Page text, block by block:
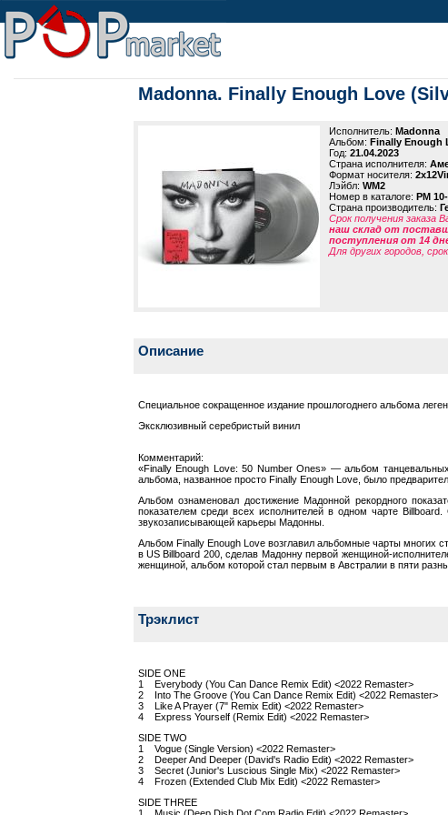
Madonna. Finally Enough Love
Исполнитель: Madonna
Альбом: Finally Enough
Год: 21.04.2023
Страна исполнителя:
Формат носителя:
Лэйбл: WM2
Номер в каталоге: PM
Страна производитель:
Срок получения заказа
наш склад от
поступления от 14
Для других городов,
Описание
Специальное сокращенное издание прошлогоднего альбома
Эксклюзивный серебристый винил
Комментарий:
«Finally Enough Love: 50 Number Ones» — альбом
альбома, названное просто Finally Enough Love, было
Альбом ознаменовал достижение Мадонной рекордного
показателем среди всех исполнителей в одном чарте
звукозаписывающей карьеры Мадонны.
Альбом Finally Enough Love возглавил альбомные чарты многих
в US Billboard 200, сделав Мадонну первой женщиной-
женщиной, альбом которой стал первым в Австралии в пяти
Трэклист
SIDE ONE
1 Everybody (You Can Dance Remix Edit) <2022 Remaster>
2 Into The Groove (You Can Dance Remix Edit) <2022 Remaster>
3 Like A Prayer (7" Remix Edit) <2022 Remaster>
4 Express Yourself (Remix Edit) <2022 Remaster>
SIDE TWO
1 Vogue (Single Version) <2022 Remaster>
2 Deeper And Deeper (David's Radio Edit) <2022 Remaster>
3 Secret (Junior's Luscious Single Mix) <2022 Remaster>
4 Frozen (Extended Club Mix Edit) <2022 Remaster>
SIDE THREE